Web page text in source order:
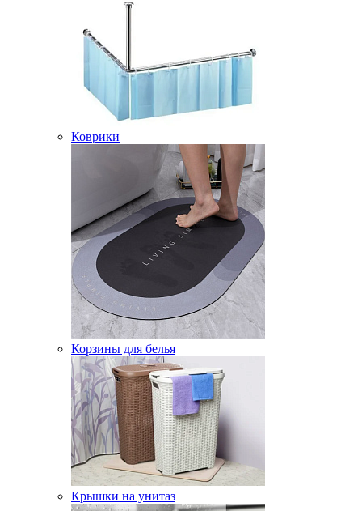
Коврики
Корзины для белья
Крышки на унитаз